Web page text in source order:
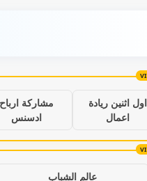
اول اثنين ريادة
اعمال
مشاركة ارباح
ادسنس
عالم الشباب